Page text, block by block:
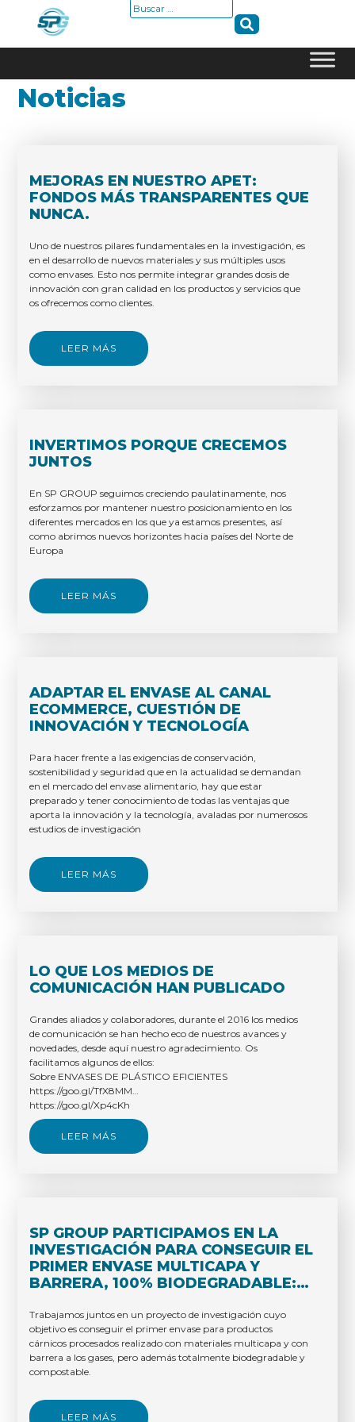
Skip
Buscar:
Noticias
MEJORAS EN NUESTRO APET:
FONDOS MÁS TRANSPARENTES QUE
NUNCA.
Uno de nuestros pilares fundamentales en la investigación, es
en el desarrollo de nuevos materiales y sus múltiples usos
como envases. Esto nos permite integrar grandes dosis de
innovación con gran calidad en los productos y servicios que
os ofrecemos como clientes.
LEER MÁS
INVERTIMOS PORQUE CRECEMOS
JUNTOS
En SP GROUP seguimos creciendo paulatinamente, nos
esforzamos por mantener nuestro posicionamiento en los
diferentes mercados en los que ya estamos presentes, así
como abrimos nuevos horizontes hacia países del Norte de
Europa
LEER MÁS
ADAPTAR EL ENVASE AL CANAL
ECOMMERCE, CUESTIÓN DE
INNOVACIÓN Y TECNOLOGÍA
Para hacer frente a las exigencias de conservación,
sostenibilidad y seguridad que en la actualidad se demandan
en el mercado del envase alimentario, hay que estar
preparado y tener conocimiento de todas las ventajas que
aporta la innovación y la tecnología, avaladas por numerosos
estudios de investigación
LEER MÁS
LO QUE LOS MEDIOS DE
COMUNICACIÓN HAN PUBLICADO
Grandes aliados y colaboradores, durante el 2016 los medios
de comunicación se han hecho eco de nuestros avances y
novedades, desde aquí nuestro agradecimiento. Os
facilitamos algunos de ellos:
Sobre ENVASES DE PLÁSTICO EFICIENTES
https://goo.gl/TfX8MM
https://goo.gl/Xp4cKh
LEER MÁS
SP GROUP PARTICIPAMOS EN LA
INVESTIGACIÓN PARA CONSEGUIR EL
PRIMER ENVASE MULTICAPA Y
BARRERA, 100% BIODEGRADABLE:
Trabajamos juntos en un proyecto de investigación cuyo
objetivo es conseguir el primer envase para productos
cárnicos procesados realizado con materiales multicapa y con
barrera a los gases, pero además totalmente biodegradable y
compostable.
LEER MÁS